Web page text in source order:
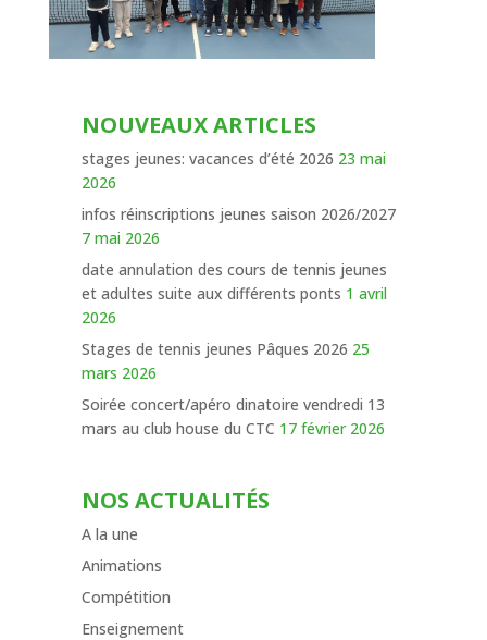
NOUVEAUX ARTICLES
stages jeunes: vacances d’été 2026 23 mai
2026
infos réinscriptions jeunes saison 2026/2027
7 mai 2026
date annulation des cours de tennis jeunes
et adultes suite aux différents ponts 1 avril
2026
Stages de tennis jeunes Pâques 2026 25
mars 2026
Soirée concert/apéro dinatoire vendredi 13
mars au club house du CTC 17 février 2026
NOS ACTUALITÉS
A la une
Animations
Compétition
Enseignement